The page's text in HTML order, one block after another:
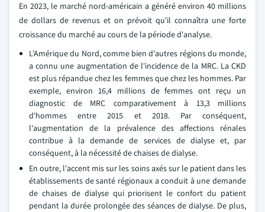
En 2023, le marché nord-américain a généré environ 40 millions
de dollars de revenus et on prévoit qu'il connaîtra une forte
croissance du marché au cours de la période d'analyse.
L'Amérique du Nord, comme bien d'autres régions du monde,
a connu une augmentation de l'incidence de la MRC. La CKD
est plus répandue chez les femmes que chez les hommes. Par
exemple, environ 16,4 millions de femmes ont reçu un
diagnostic de MRC comparativement à 13,3 millions
d'hommes entre 2015 et 2018. Par conséquent,
l'augmentation de la prévalence des affections rénales
contribue à la demande de services de dialyse et, par
conséquent, à la nécessité de chaises de dialyse.
En outre, l'accent mis sur les soins axés sur le patient dans les
établissements de santé régionaux a conduit à une demande
de chaises de dialyse qui priorisent le confort du patient
pendant la durée prolongée des séances de dialyse. De plus,